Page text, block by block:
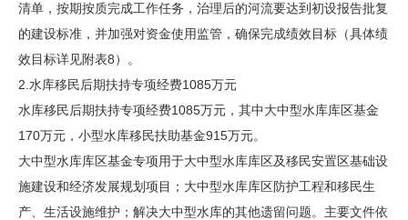
清单，按期按质完成工作任务，治理后的河流要达到初设报告批复
的建设标准，并加强对资金使用监管，确保完成绩效目标（具体绩
效目标详见附表8）。
2.水库移民后期扶持专项经费1085万元
水库移民后期扶持专项经费1085万元，其中大中型水库库区基金
170万元，小型水库移民扶助基金915万元。
大中型水库库区基金专项用于大中型水库库区及移民安置区基础设
施建设和经济发展规划项目；大中型水库库区防护工程和移民生
产、生活设施维护；解决大中型水库的其他遗留问题。主要文件依